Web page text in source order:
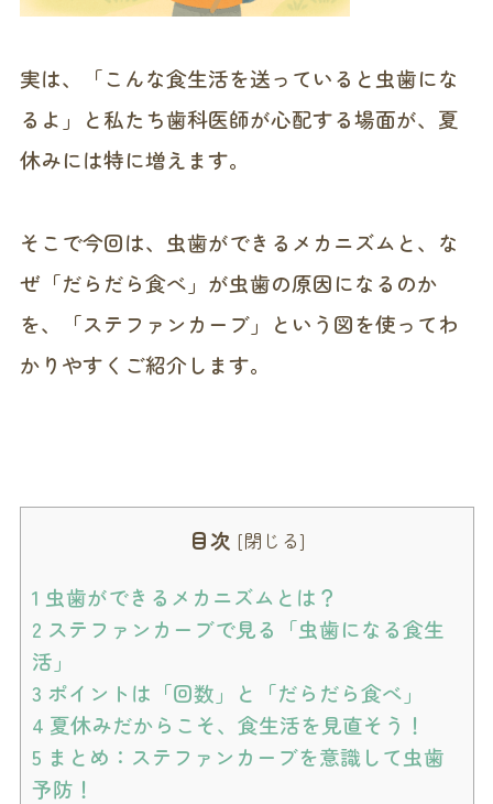
実は、「こんな食生活を送っていると虫歯にな
るよ」と私たち歯科医師が心配する場面が、夏
休みには特に増えます。
そこで今回は、虫歯ができるメカニズムと、な
ぜ「だらだら食べ」が虫歯の原因になるのか
を、「ステファンカーブ」という図を使ってわ
かりやすくご紹介します。
目次 [閉じる]
1 虫歯ができるメカニズムとは？
2 ステファンカーブで見る「虫歯になる食生
活」
3 ポイントは「回数」と「だらだら食べ」
4 夏休みだからこそ、食生活を見直そう！
5 まとめ：ステファンカーブを意識して虫歯
予防！